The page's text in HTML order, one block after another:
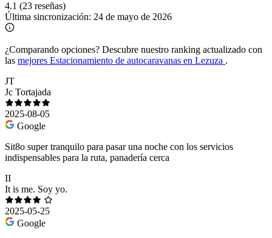
4.1 (23 reseñas)
Última sincronización: 24 de mayo de 2026
¿Comparando opciones? Descubre nuestro ranking actualizado con
las mejores Estacionamiento de autocaravanas en Lezuza .
JT
Jc Tortajada
2025-08-05
Google
Sit8o super tranquilo para pasar una noche con los servicios
indispensables para la ruta, panadería cerca
II
It is me. Soy yo.
2025-05-25
Google